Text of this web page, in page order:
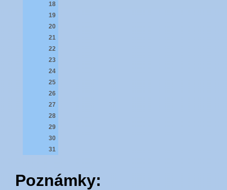
18
19
20
21
22
23
24
25
26
27
28
29
30
31
Poznámky: